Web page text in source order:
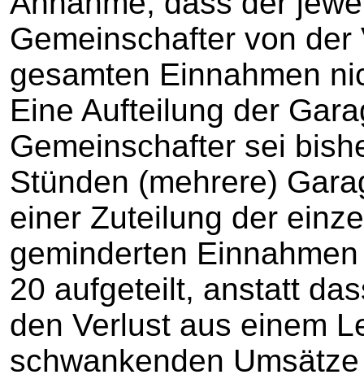
Gemeinschafter von
gesamten Einnahmen
Eine Aufteilung der
Gemeinschafter sei
Stünden (mehrere)
einer Zuteilung der
geminderten
20 aufgeteilt, anstatt
den Verlust aus einem
schwankenden